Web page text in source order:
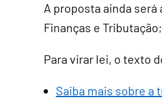
A proposta ainda será
Finanças e
Para virar lei, o texto
Saiba mais sobre a